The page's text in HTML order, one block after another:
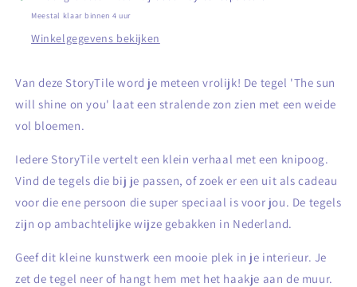
Meestal klaar binnen 4 uur
Winkelgegevens bekijken
Van deze StoryTile word je meteen vrolijk! De tegel 'The sun
will shine on you' laat een stralende zon zien met een weide
vol bloemen.
Iedere StoryTile vertelt een klein verhaal met een knipoog.
Vind de tegels die bij je passen, of zoek er een uit als cadeau
voor die ene persoon die super speciaal is voor jou. De tegels
zijn op ambachtelijke wijze gebakken in Nederland.
Geef dit kleine kunstwerk een mooie plek in je interieur. Je
zet de tegel neer of hangt hem met het haakje aan de muur.